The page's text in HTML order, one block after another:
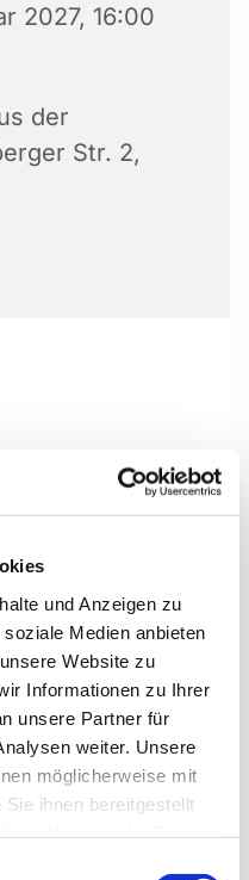
und Anzeigen zu
Medien anbieten
Website zu
Informationen zu Ihrer
unsere Partner für
weiter. Unsere
möglicherweise mit
ihnen bereitgestellt
2027, 16:00
der
Str. 2,